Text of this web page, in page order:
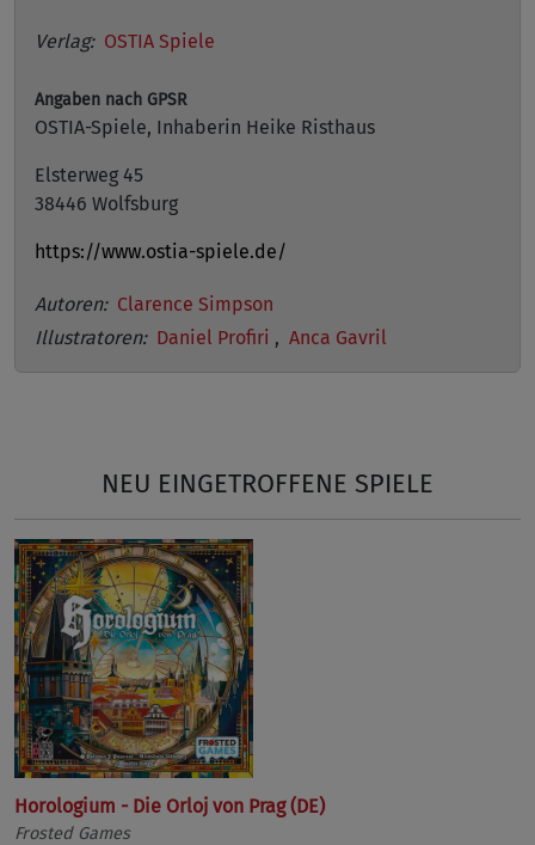
Verlag: OSTIA Spiele
Angaben nach GPSR
OSTIA-Spiele, Inhaberin Heike Risthaus
Elsterweg 45
38446 Wolfsburg
https://www.ostia-spiele.de/
Autoren: Clarence Simpson
Illustratoren: Daniel Profiri , Anca Gavril
NEU EINGETROFFENE SPIELE
Horologium - Die Orloj von Prag (DE)
Frosted Games